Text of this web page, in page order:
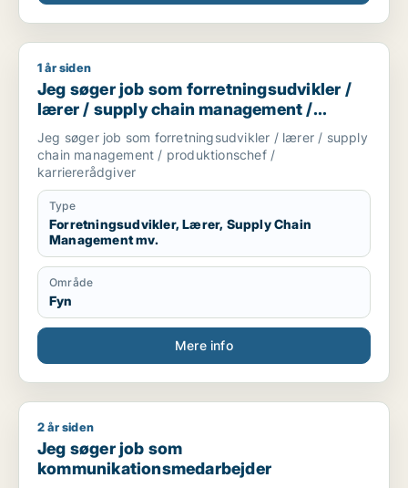
Jeg søger job som forretningsudvikler / lærer / supply
1 år siden
Jeg søger job som forretningsudvikler /
lærer / supply chain management /
produktionschef / karriererådgiver
Jeg søger job som forretningsudvikler / lærer / supply
chain management / produktionschef /
karriererådgiver
Type
Forretningsudvikler, Lærer, Supply Chain
Management mv.
Område
Fyn
Mere info
Jeg søger job som kommunikationsmedarbejder
2 år siden
Jeg søger job som
kommunikationsmedarbejder